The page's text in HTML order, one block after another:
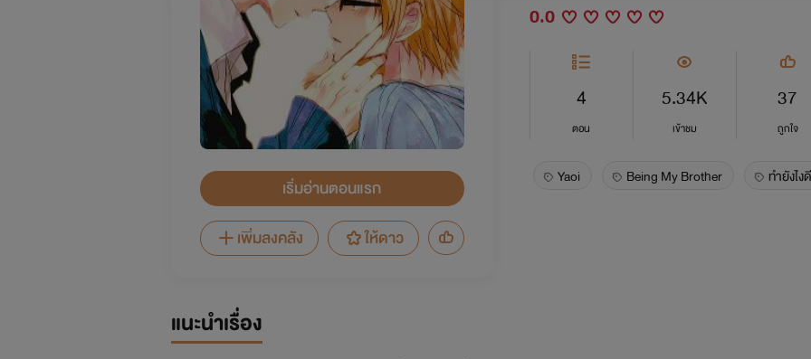
เริ่มอ่านตอนแรก
เพิ่มลงคลัง
ให้ดาว
0.0
4
ตอน
5.34K
เข้าชม
37
ถูกใจ
Yaoi Being My Brother ทำยังไ
แนะนำเรื่อง